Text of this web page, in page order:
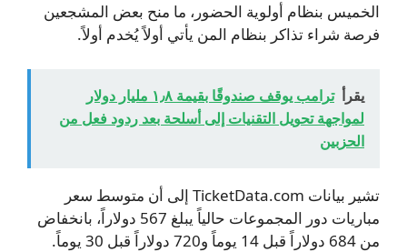
الخميس بنظام أولوية الحضور، ما منح بعض المشجعين
فرصة شراء تذاكر بنظام المن يأتي أولاً يُخدم أولاً.
يقرأ
ترامب يوقف صندوقًا بقيمة ١٫٨ مليار دولار
لمواجهة تحويل التقنيات إلى أسلحة بعد ردود فعل من
الحزبين
تشير بيانات TicketData.com إلى أن متوسط سعر
مباريات دور المجموعات حالياً يبلغ 567 دولاراً، بانخفاض
من 684 دولاراً قبل 14 يوماً و720 دولاراً قبل 30 يوماً.